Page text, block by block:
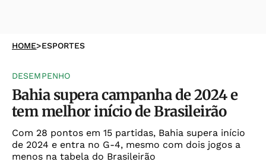
HOME>ESPORTES
DESEMPENHO
Bahia supera campanha de 2024 e
tem melhor início de Brasileirão
Com 28 pontos em 15 partidas, Bahia supera início
de 2024 e entra no G-4, mesmo com dois jogos a
menos na tabela do Brasileirão